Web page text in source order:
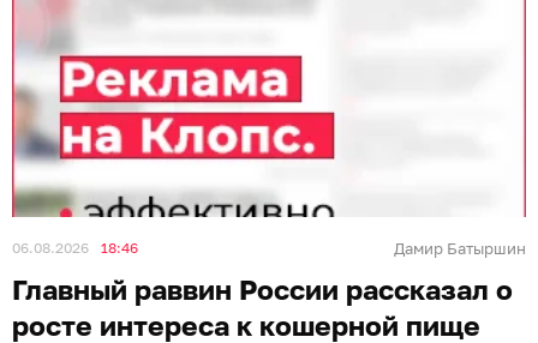
06.08.2026 18:46 Дамир Батыршин
Главный раввин России рассказал о
росте интереса к кошерной пище